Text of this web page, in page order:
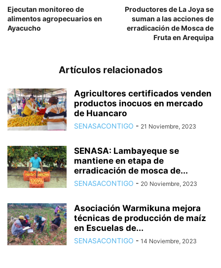
Ejecutan monitoreo de
alimentos agropecuarios en
Ayacucho
Productores de La Joya se
suman a las acciones de
erradicación de Mosca de
Fruta en Arequipa
Artículos relacionados
Agricultores certificados venden
productos inocuos en mercado
de Huancaro
SENASACONTIGO - 21 Noviembre, 2023
SENASA: Lambayeque se
mantiene en etapa de
erradicación de mosca de...
SENASACONTIGO - 20 Noviembre, 2023
Asociación Warmikuna mejora
técnicas de producción de maíz
en Escuelas de...
SENASACONTIGO - 14 Noviembre, 2023